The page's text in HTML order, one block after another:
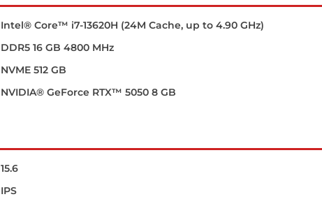
Intel® Core™ i7-13620H (24M Cache, up to 4.90 GHz)
DDR5 16 GB 4800 MHz
NVME 512 GB
NVIDIA® GeForce RTX™ 5050 8 GB
15.6
IPS